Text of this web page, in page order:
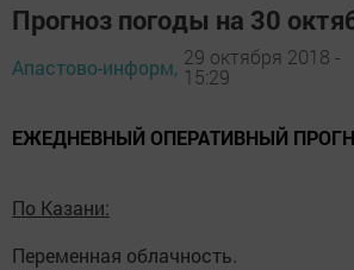
Прогноз погоды на 30
Апастово-информ, 29 октября 2018 -
15:29
ЕЖЕДНЕВНЫЙ ОПЕРАТИВНЫЙ
По Казани:
Переменная облачность.